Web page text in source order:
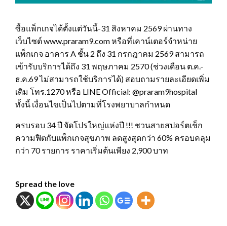
ซื้อแพ็กเกจได้ตั้งแต่วันนี้-31 สิงหาคม 2569 ผ่านทาง
เว็บไซต์ www.praram9.com หรือที่เคาน์เตอร์จำหน่าย
แพ็กเกจ อาคาร A ชั้น 2 ถึง 31 กรกฎาคม 2569 สามารถ
เข้ารับบริการได้ถึง 31 พฤษภาคม 2570 (ช่วงเดือน ต.ค.-
ธ.ค.69 ไม่สามารถใช้บริการได้) สอบถามรายละเอียดเพิ่ม
เติม โทร.1270 หรือ LINE Official: @praram9hospital
ทั้งนี้ เงื่อนไขเป็นไปตามที่โรงพยาบาลกำหนด
ครบรอบ 34 ปี จัดโปรใหญ่แห่งปี !!! ชวนสายสปอร์ตเช็ก
ความฟิตกับแพ็กเกจสุขภาพ ลดสูงสุดกว่า 60% ครอบคลุม
กว่า 70 รายการ ราคาเริ่มต้นเพียง 2,900 บาท
Spread the love